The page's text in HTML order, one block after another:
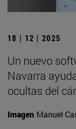
18 | 12 | 2025
Un nuevo
Navarra
ocultas del
Imagen Manuel